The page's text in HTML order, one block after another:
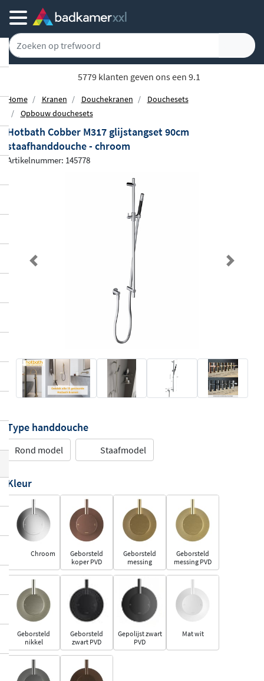
5779 klanten geven ons een 9.1
Home Kranen Douchekranen
Douchesets
Opbouw douchesets
Hotbath Cobber M317 glijstangset 90cm
staafhanddouche - chroom
Artikelnummer: 145778
Previous Next
Type handdouche
Rond model Staafmodel
Kleur
Chroom
Geborsteld
koper PVD
Geborsteld
messing
Geborsteld
messing PVD
Geborsteld
nikkel
Geborsteld
zwart PVD
Gepolijst zwart
PVD
Mat wit